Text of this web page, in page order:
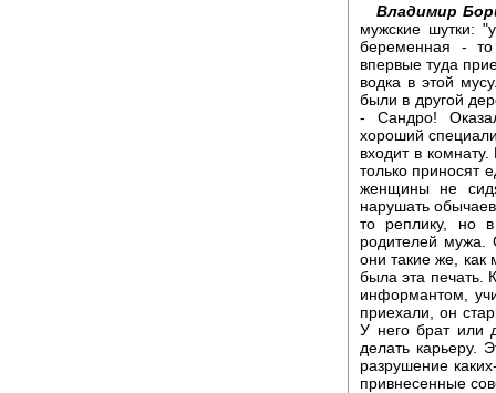
Владимир
мужские шутки:
беременная -
впервые туда
водка в этой
были в другой
- Сандро!
хороший
входит в
только приносят
женщины не
нарушать
то реплику, но
родителей мужа.
они такие же, как
была эта печать.
информантом,
приехали, он
У него брат или
делать карьеру.
разрушение
привнесенные